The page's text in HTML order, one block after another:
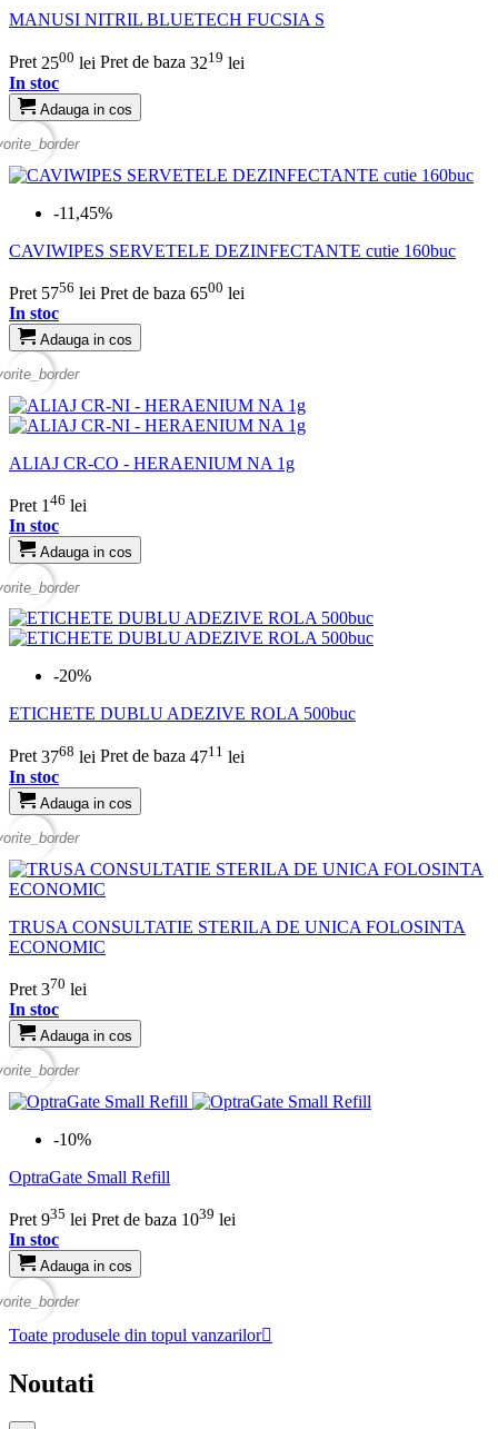
MANUSI NITRIL BLUETECH FUCSIA S
Pret 2500 lei Pret de baza 3219 lei
In stoc
Adauga in cos
-11,45%
CAVIWIPES SERVETELE DEZINFECTANTE cutie 160buc
Pret 5756 lei Pret de baza 6500 lei
In stoc
Adauga in cos
ALIAJ CR-CO - HERAENIUM NA 1g
Pret 1 46 lei
In stoc
Adauga in cos
-20%
ETICHETE DUBLU ADEZIVE ROLA 500buc
Pret 3768 lei Pret de baza 4711 lei
In stoc
Adauga in cos
TRUSA CONSULTATIE STERILA DE UNICA FOLOSINTA
ECONOMIC
Pret 370 lei
In stoc
Adauga in cos
-10%
OptraGate Small Refill
Pret 935 lei Pret de baza 1039 lei
In stoc
Adauga in cos
Toate produsele din topul vanzarilor
Noutati